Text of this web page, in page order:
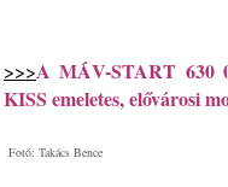
>>>A MÁV-START 630
KISS emeletes, elővárosi
Fotó: Takács Bence